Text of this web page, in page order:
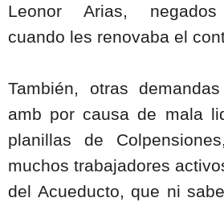
Leonor Arias, negados
cuando les renovaba el
También, otras
amb por causa de mala
planillas de
muchos trabajadores
del Acueducto, que ni